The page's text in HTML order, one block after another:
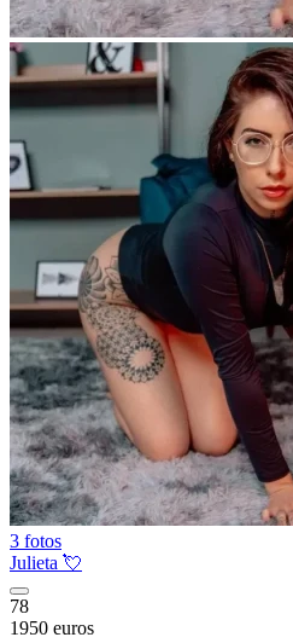
3 fotos
Julieta 💘
78
1950 euros